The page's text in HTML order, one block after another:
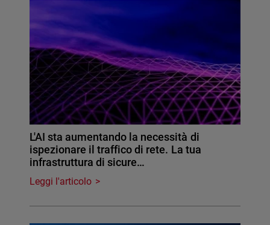
L'AI sta aumentando la necessità di
ispezionare il traffico di rete. La tua
infrastruttura di sicure…
Leggi l'articolo